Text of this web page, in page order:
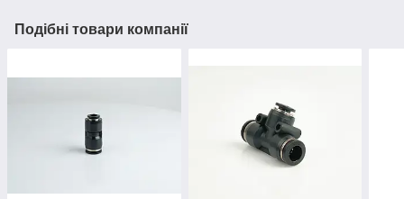
Подібні товари компанії